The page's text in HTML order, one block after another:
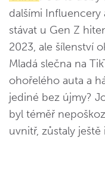
dalšími Influencery
stávat u Gen Z
2023, ale šílenství
Mladá slečna na
ohořelého auta a
jediné bez újmy?
byl téměř
uvnitř, zůstaly ještě